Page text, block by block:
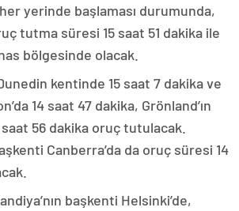
yerinde başlaması durumunda,
tutma süresi 15 saat 51 dakika ile
bölgesinde olacak.
kentinde 15 saat 7 dakika ve
14 saat 47 dakika, Grönland’ın
56 dakika oruç tutulacak.
Canberra’da da oruç süresi 14
başkenti Helsinki’de,